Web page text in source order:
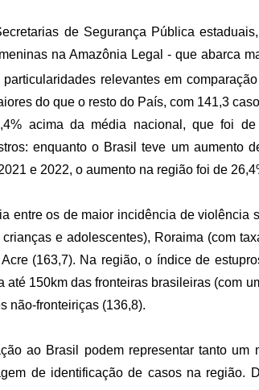
de Segurança Pública
na Amazônia Legal - que abarca
relevantes em
do que o resto do País, com 141,3
acima da média nacional, que foi
enquanto o Brasil teve um aumento
e 2022, o aumento na região foi de
entre os de maior incidência de violência
e adolescentes), Roraima (com
(163,7). Na região, o índice de
até 150km das fronteiras brasileiras (com
não-fronteiriças (136,8).
ao Brasil podem representar tanto
de identificação de casos na região.